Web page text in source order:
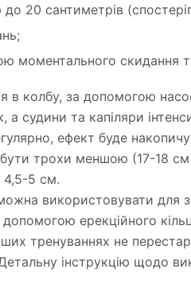
20 сантиметрів
моментального скидання
колбу, за допомогою
а судини та капіляри
ефект буде
трохи меншою (17-18
4,5-5 см.
використовувати для
ерекційного
тренуваннях не
інструкцію щодо